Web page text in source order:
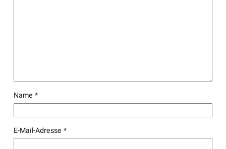
Name *
E-Mail-Adresse *